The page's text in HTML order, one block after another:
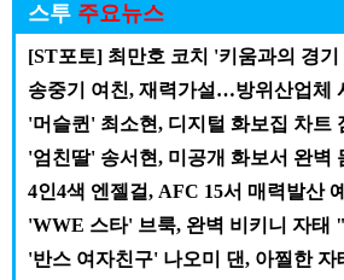
스투 주요뉴스
[ST포토] 최만호 코치 '키움과의 경
'머슬퀸' 최소현, 디지털 화보집 차
'엄친딸' 송서현, 미공개 화보서 완벽
4인4색 엔젤걸, AFC 15서 매력발산
'WWE 스타' 브룩, 완벽 비키니 자태
'반스 여자친구' 나오미 댄, 아찔한